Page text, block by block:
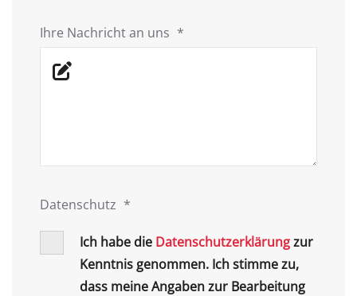
Ihre Nachricht an uns *
Datenschutz *
Ich habe die Datenschutzerklärungzur
Kenntnis genommen. Ich stimme zu,
dass meine Angaben zur Bearbeitung